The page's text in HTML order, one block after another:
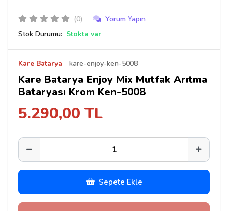
(0)
Yorum Yapın
Stok Durumu: Stokta var
Kare Batarya - kare-enjoy-ken-5008
Kare Batarya Enjoy Mix Mutfak Arıtma
Bataryası Krom Ken-5008
5.290,00 TL
Sepete Ekle